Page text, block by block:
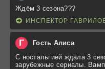
Ждём 3 сезона???
ИНСПЕКТОР
Г Гость Алиса
С ностальгией ждала 3
зарубежные сериалы.